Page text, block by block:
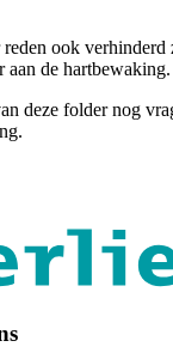
ook verhinderd
de hartbewaking.
deze folder nog